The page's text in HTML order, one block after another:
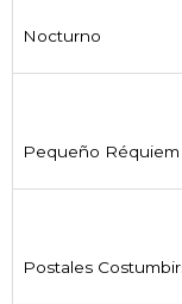
Nocturno
Pequeño
Postales